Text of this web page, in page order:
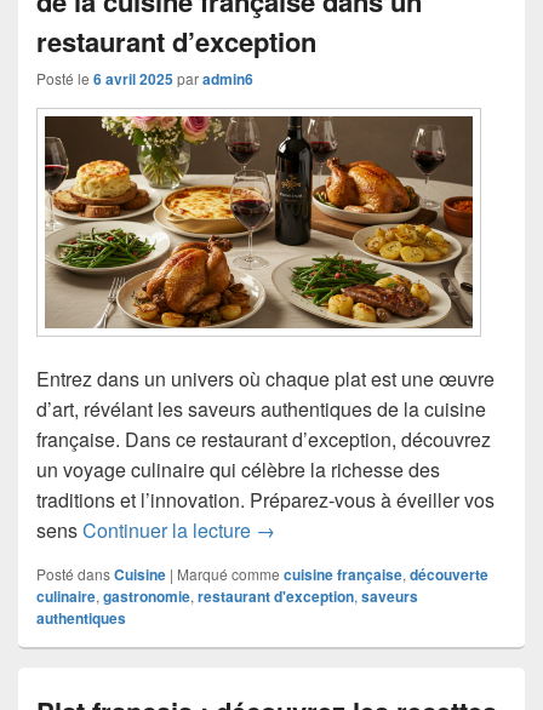
restaurant d’exception
Posté le 6 avril 2025paradmin6
Entrez dans un univers où chaque plat est une œuvre
d’art, révélant les saveurs authentiques de la cuisine
française. Dans ce restaurant d’exception, découvrez
un voyage culinaire qui célèbre la richesse des
traditions et l’innovation. Préparez-vous à éveiller vos
sensContinuer la lecture Découverte des saveurs
→
Posté dansCuisine | Marqué comme cuisine française, découverte
culinaire, gastronomie, restaurant d'exception, saveurs
authentiques